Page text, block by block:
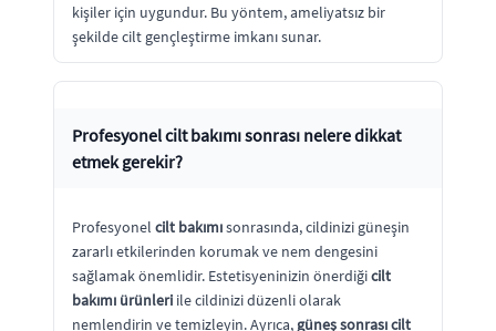
kişiler için uygundur. Bu yöntem, ameliyatsız bir
şekilde cilt gençleştirme imkanı sunar.
Profesyonel cilt bakımı sonrası nelere dikkat
etmek gerekir?
Profesyonel cilt bakımısonrasında, cildinizi güneşin
zararlı etkilerinden korumak ve nem dengesini
sağlamak önemlidir. Estetisyeninizin önerdiğicilt
bakımı ürünleri ile cildinizi düzenli olarak
nemlendirin ve temizleyin. Ayrıca, güneş sonrası cilt